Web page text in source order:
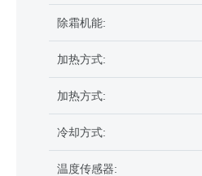
除霜机能:
加热方式:
加热方式:
冷却方式:
温度传感器: